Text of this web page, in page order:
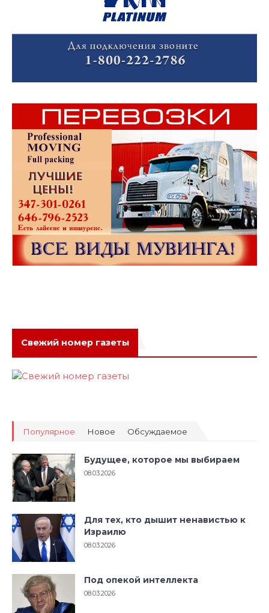
Свежий номер газеты
Популярное Новое Обсуждаемое
Будущее, которое мы выбираем
08.03.2026
Для тех, кто дышит ненавистью к
Израилю
08.03.2026
Под опекой интеллекта
08.03.2026